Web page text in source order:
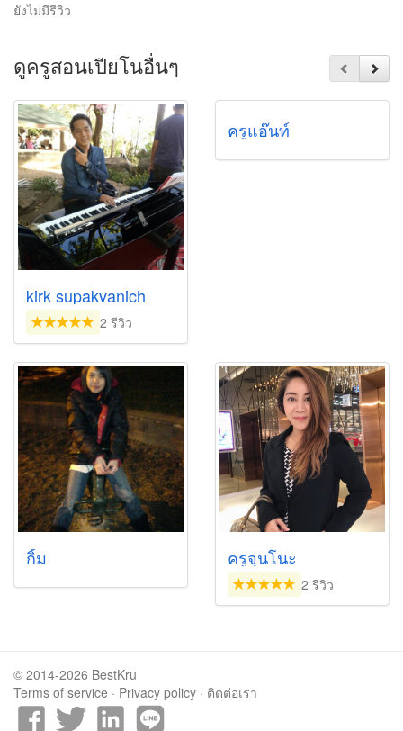
ยังไม่มีรีวิว
ดูครูสอนเปียโนอื่นๆ
kirk supakvanich
2 รีวิว
ครูแอ๊นท์
กิ้ม ครูจุนโนะ
2 รีวิว
© 2014-2026 BestKru
Terms of service · Privacy policy · ติดต่อเรา